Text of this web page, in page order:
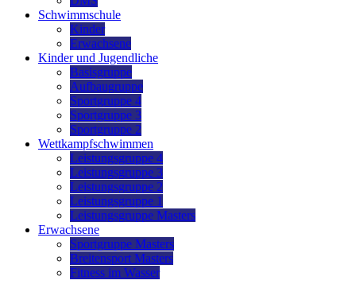
Schwimmschule
Kinder
Erwachsene
Kinder und Jugendliche
Basisgruppe
Aufbaugruppe
Sportgruppe 4
Sportgruppe 3
Sportgruppe 2
Wettkampfschwimmen
Leistungsgruppe 4
Leistungsgruppe 3
Leistungsgruppe 2
Leistungsgruppe 1
Leistungsgruppe Masters
Erwachsene
Sportgruppe Masters
Breitensport Masters
Fitness im Wasser